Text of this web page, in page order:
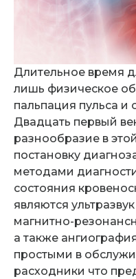
Длительное время
лишь физическое
пальпация пульса
Двадцать первый
разнообразие в
постановку
методами
состояния
являются
магнитно-
а также
простыми в
расходники что